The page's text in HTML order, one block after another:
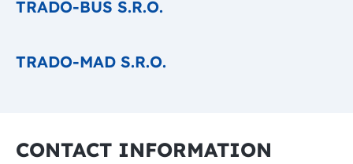
TRADO-BUS S.R.O.
TRADO-MAD S.R.O.
CONTACT INFORMATION